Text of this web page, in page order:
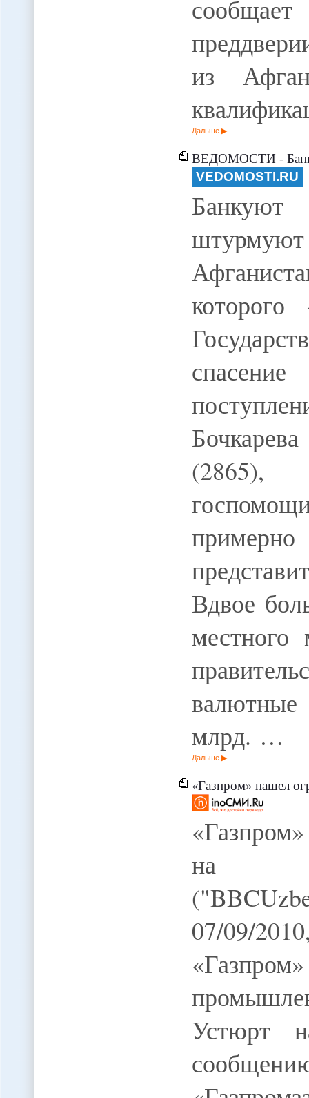
из
Дальше
ВЕДОМОСТИ -
VEDOMOSTI.RU
Вдвое
млрд. …
Дальше
«Газпром» нашел
на
07/09/
Устюрт